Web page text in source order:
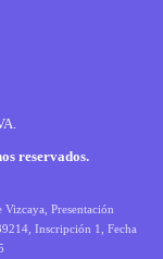
reservados.
Presentación
Inscripción 1, Fecha